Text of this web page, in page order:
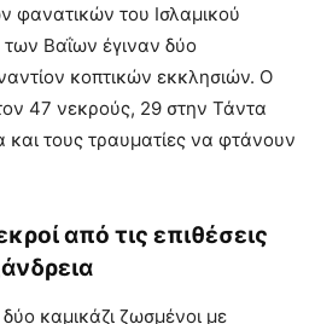
φανατικών του Ισλαμικού
Βαΐων έγιναν δύο
κοπτικών εκκλησιών. Ο
47 νεκρούς, 29 στην Τάντα
και τους τραυματίες να φτάνουν
από τις επιθέσεις
δύο καμικάζι ζωσμένοι με